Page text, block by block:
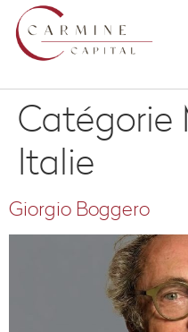
Catégorie
Italie
Giorgio Boggero